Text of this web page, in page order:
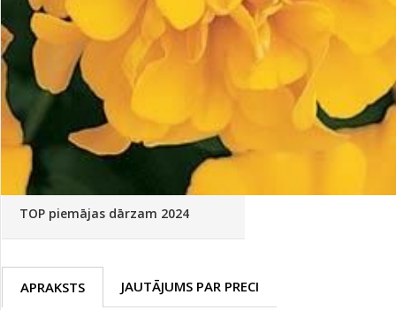
Palīglīdzekļi augu audzēšanai (72)
Klientu Diena
Novatec - izcils mēslošanai arī
sezonas otrajā pusē!
Piedāvājums ābeļdārziem
TOP piemājas dārzam 2024
APRAKSTS JAUTĀJUMS PAR PRECI